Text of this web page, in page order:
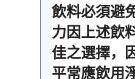
飲料必須避
力因上述飲
佳之選擇，
平常應飲用